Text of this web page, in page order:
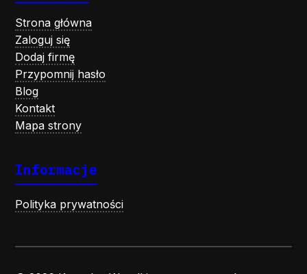
Strona główna
Zaloguj się
Dodaj firmę
Przypomnij hasło
Blog
Kontakt
Mapa strony
Informacje
Polityka prywatności